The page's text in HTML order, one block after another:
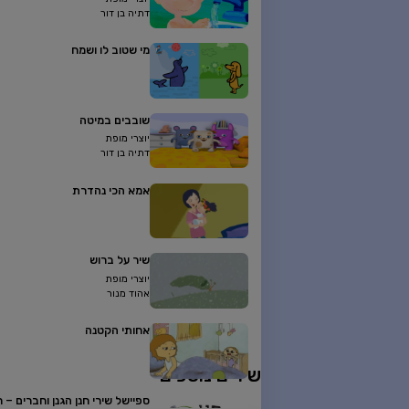
דתיה בן דור
מי שטוב לו ושמח
שובבים במיטה
יוצרי מופת
דתיה בן דור
אמא הכי נהדרת
שיר על ברוש
יוצרי מופת
אהוד מנור
אחותי הקטנה
ספיישל שירי חנן הגנן וחברים –
שירים נוספים